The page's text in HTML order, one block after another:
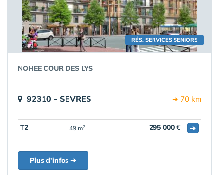
RÉS. SERVICES SENIORS
NOHEE COUR DES LYS
92310 - SEVRES ➔ 70 km
T2 49 m2 295 000 € ➔
Plus d'infos ➔